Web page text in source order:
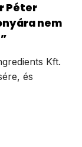
Péter
nem
Kft.
és